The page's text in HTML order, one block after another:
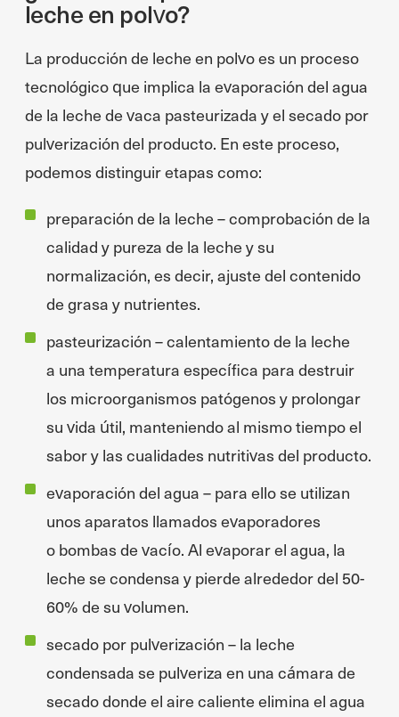
leche en polvo?
La producción de leche en polvo es un proceso
tecnológico que implica la evaporación del agua
de la leche de vaca pasteurizada y el secado por
pulverización del producto. En este proceso,
podemos distinguir etapas como:
preparación de la leche – comprobación de la
calidad y pureza de la leche y su
normalización, es decir, ajuste del contenido
de grasa y nutrientes.
pasteurización – calentamiento de la leche
a una temperatura específica para destruir
los microorganismos patógenos y prolongar
su vida útil, manteniendo al mismo tiempo el
sabor y las cualidades nutritivas del producto.
evaporación del agua – para ello se utilizan
unos aparatos llamados evaporadores
o bombas de vacío. Al evaporar el agua, la
leche se condensa y pierde alrededor del 50-
60% de su volumen.
secado por pulverización – la leche
condensada se pulveriza en una cámara de
secado donde el aire caliente elimina el agua